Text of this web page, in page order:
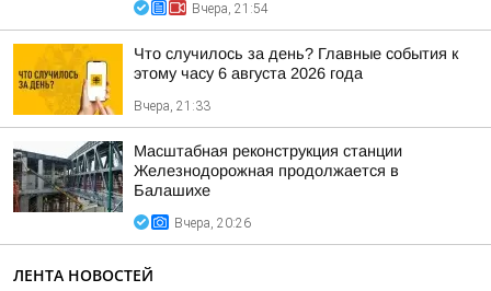
Вчера, 21:54
Что случилось за день? Главные события к
этому часу 6 августа 2026 года
Вчера, 21:33
Масштабная реконструкция станции
Железнодорожная продолжается в
Балашихе
Вчера, 20:26
ЛЕНТА НОВОСТЕЙ